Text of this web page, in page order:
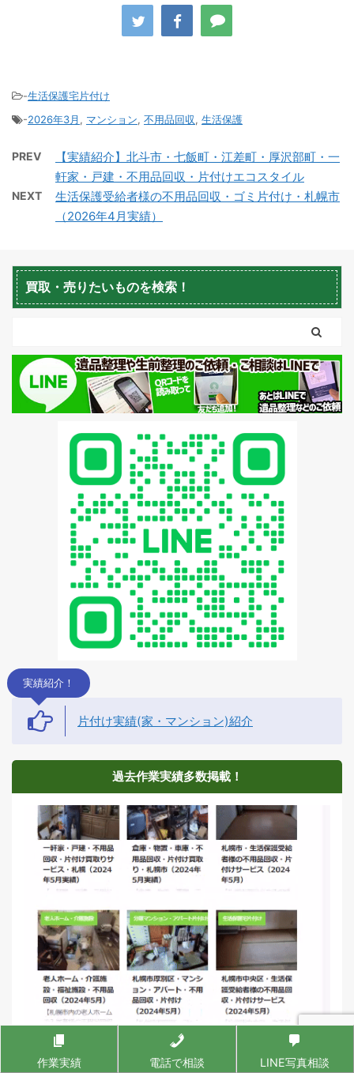
蘭越町不用品回収 黒松内町不用品回収
-生活保護宅片付け
-2026年3月, マンション, 不用品回収, 生活保護
PREV
【実績紹介】北斗市・七飯町・江差町・厚沢部町・一
軒家・戸建・不用品回収・片付けエコスタイル
NEXT
生活保護受給者様の不用品回収・ゴミ片付け・札幌市
（2026年4月実績）
買取・売りたいものを検索！
実績紹介！
片付け実績(家・マンション)紹介
過去作業実績多数掲載！
作業実績 電話で相談 LINE写真相談